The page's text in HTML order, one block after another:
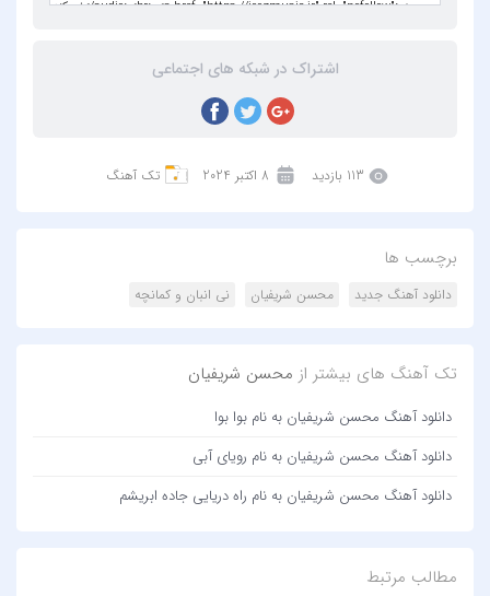
اشتراک در شبکه های اجتماعی
113 بازدید 8 اکتبر 2024 تک آهنگ
برچسب ها
دانلود آهنگ جدید محسن شریفیان نی انبان و کمانچه
تک آهنگ های بیشتر از محسن شریفیان
دانلود آهنگ محسن شریفیان به نام بوا بوا
دانلود آهنگ محسن شریفیان به نام رویای آبی
دانلود آهنگ محسن شریفیان به نام راه دریایی جاده ابریشم
مطالب مرتبط